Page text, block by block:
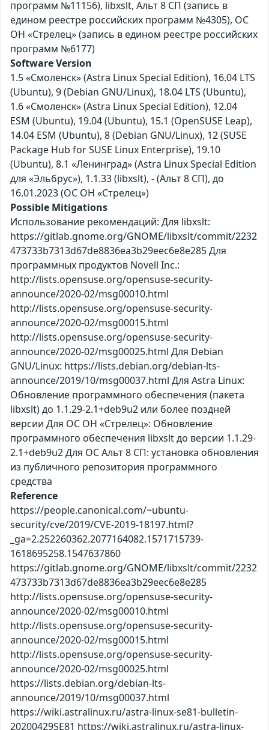
программ №11156), libxslt, Альт 8 СП (запись в
едином реестре российских программ №4305), ОС
ОН «Стрелец» (запись в едином реестре российских
программ №6177)
Software Version
1.5 «Смоленск» (Astra Linux Special Edition), 16.04 LTS
(Ubuntu), 9 (Debian GNU/Linux), 18.04 LTS (Ubuntu),
1.6 «Смоленск» (Astra Linux Special Edition), 12.04
ESM (Ubuntu), 19.04 (Ubuntu), 15.1 (OpenSUSE Leap),
14.04 ESM (Ubuntu), 8 (Debian GNU/Linux), 12 (SUSE
Package Hub for SUSE Linux Enterprise), 19.10
(Ubuntu), 8.1 «Ленинград» (Astra Linux Special Edition
для «Эльбрус»), 1.1.33 (libxslt), - (Альт 8 СП), до
16.01.2023 (ОС ОН «Стрелец»)
Possible Mitigations
Использование рекомендаций: Для libxslt:
https://gitlab.gnome.org/GNOME/libxslt/commit/2232
473733b7313d67de8836ea3b29eec6e8e285 Для
программных продуктов Novell Inc.:
http://lists.opensuse.org/opensuse-security-
announce/2020-02/msg00010.html
http://lists.opensuse.org/opensuse-security-
announce/2020-02/msg00015.html
http://lists.opensuse.org/opensuse-security-
announce/2020-02/msg00025.html Для Debian
GNU/Linux: https://lists.debian.org/debian-lts-
announce/2019/10/msg00037.html Для Astra Linux:
Обновление программного обеспечения (пакета
libxslt) до 1.1.29-2.1+deb9u2 или более поздней
версии Для ОС ОН «Стрелец»: Обновление
программного обеспечения libxslt до версии 1.1.29-
2.1+deb9u2 Для ОС Альт 8 СП: установка обновления
из публичного репозитория программного
средства
Reference
https://people.canonical.com/~ubuntu-
security/cve/2019/CVE-2019-18197.html?
_ga=2.252260362.2077164082.1571715739-
1618695258.1547637860
https://gitlab.gnome.org/GNOME/libxslt/commit/2232
473733b7313d67de8836ea3b29eec6e8e285
http://lists.opensuse.org/opensuse-security-
announce/2020-02/msg00010.html
http://lists.opensuse.org/opensuse-security-
announce/2020-02/msg00015.html
http://lists.opensuse.org/opensuse-security-
announce/2020-02/msg00025.html
https://lists.debian.org/debian-lts-
announce/2019/10/msg00037.html
https://wiki.astralinux.ru/astra-linux-se81-bulletin-
20200429SE81 https://wiki.astralinux.ru/astra-linux-